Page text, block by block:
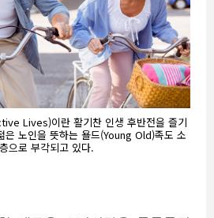
Lives)이란 활기찬 인생 후반전을 즐기
은 노인을 뜻하는 욜드(Young Old)족도 소
으로 부각되고 있다.